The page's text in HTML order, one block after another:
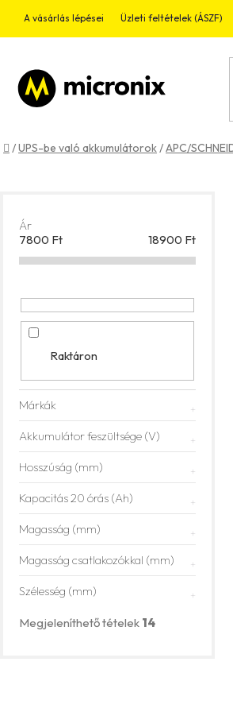
fő
A vásárlás lépései Üzleti feltételek (ÁSZF)
Kezdőlap
/UPS-be való akkumulátorok/APC/
Ár
7800 Ft 18900 Ft
Raktáron
Márkák
Akkumulátor feszültsége (V)
Hosszúság (mm)
Kapacitás 20 órás (Ah)
Magasság (mm)
Magasság csatlakozókkal (mm)
Szélesség (mm)
Megjeleníthető tételek 14